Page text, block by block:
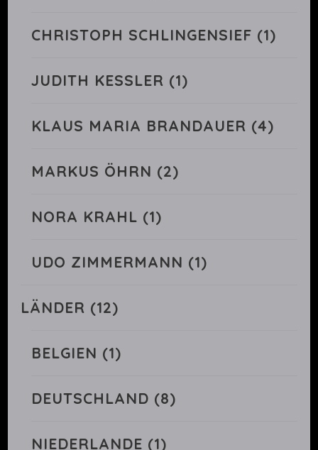
CHRISTOPH SCHLINGENSIEF (1)
JUDITH KESSLER (1)
KLAUS MARIA BRANDAUER (4)
MARKUS ÖHRN (2)
NORA KRAHL (1)
UDO ZIMMERMANN (1)
LÄNDER (12)
BELGIEN (1)
DEUTSCHLAND (8)
NIEDERLANDE (1)